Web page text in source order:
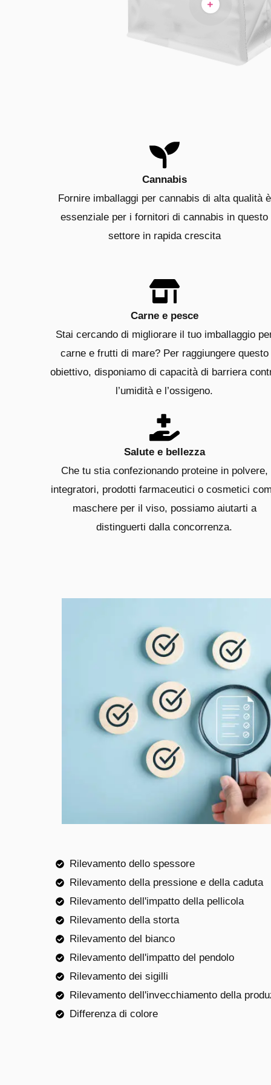
Cannabis
Fornire imballaggi per cannabis di alta qualità è
essenziale per i fornitori di cannabis in questo
settore in rapida crescita
Carne e pesce
Stai cercando di migliorare il tuo imballaggio
carne e frutti di mare? Per raggiungere questo
obiettivo, disponiamo di capacità di barriera
l’umidità e l’ossigeno.
Salute e bellezza
Che tu stia confezionando proteine in polvere,
integratori, prodotti farmaceutici o cosmetici
maschere per il viso, possiamo aiutarti a
distinguerti dalla concorrenza.
Rilevamento dello spessore
Rilevamento della pressione e della caduta
Rilevamento dell'impatto della pellicola
Rilevamento della storta
Rilevamento del bianco
Rilevamento dell'impatto del pendolo
Rilevamento dei sigilli
Rilevamento dell'invecchiamento della
Differenza di colore